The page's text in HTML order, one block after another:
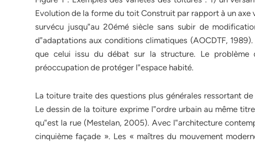
Evolution de la forme du toit Construit par rapport à un
survécu jusqu‟au 20émé siècle sans subir de
d‟adaptations aux conditions climatiques (AOCDTF,
que celui issu du débat sur la structure. Le
préoccupation de protéger l‟espace habité.
La toiture traite des questions plus générales ressortant
Le dessin de la toiture exprime l‟ordre urbain au même
qu‟est la rue (Mestelan, 2005). Avec l‟architecture
cinquième façade ». Les « maîtres du mouvement